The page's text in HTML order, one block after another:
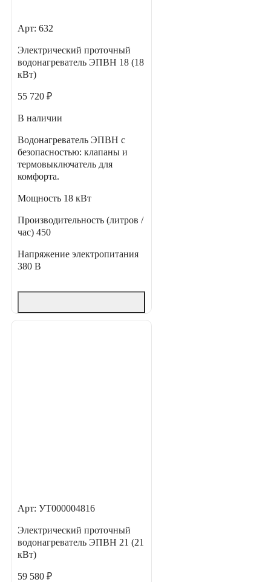
Арт: 632
Электрический проточный
водонагреватель ЭПВН 18 (18
кВт)
55 720 ₽
В наличии
Водонагреватель ЭПВН с
безопасностью: клапаны и
термовыключатель для
комфорта.
Мощность 18 кВт
Производительность (литров /
час) 450
Напряжение электропитания
380 В
Арт: УТ000004816
Электрический проточный
водонагреватель ЭПВН 21 (21
кВт)
59 580 ₽